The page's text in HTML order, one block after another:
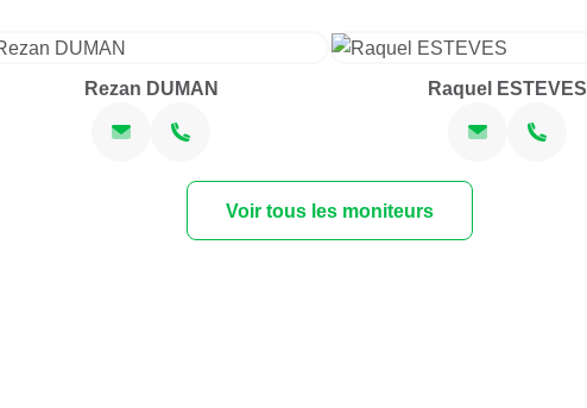
Rezan DUMAN Raquel ESTEVES
Voir tous les moniteurs